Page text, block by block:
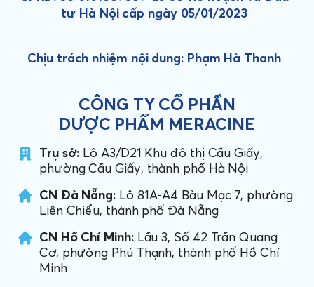
tư Hà Nội cấp ngày 05/01/2023
Chịu trách nhiệm nội dung: Phạm Hà Thanh
CÔNG TY CỔ PHẦN
DƯỢC PHẨM MERACINE
Trụ sở: Lô A3/D21 Khu đô thị Cầu Giấy,
phường Cầu Giấy, thành phố Hà Nội
CN Đà Nẵng: Lô 81A-A4 Bàu Mạc 7, phường
Liên Chiểu, thành phố Đà Nẵng
CN Hồ Chí Minh:Lầu 3, Số 42 Trần Quang
Cơ, phường Phú Thạnh, thành phố Hồ Chí
Minh